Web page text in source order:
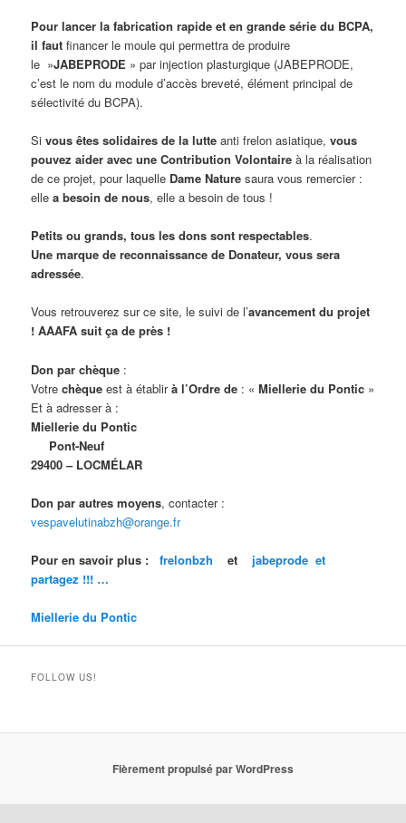
Pour lancer la fabrication rapide et en grande série du BCPA,
il fautfinancer le moule qui permettra de produire
le »JABEPRODE » par injection plasturgique (JABEPRODE,
c’est le nom du module d’accès breveté, élément principal de
sélectivité du BCPA).
Sivous êtes solidaires de la lutte anti frelon asiatique,vous
pouvez aider avec uneContribution Volontaire à la réalisation
de ce projet, pour laquelle Dame Nature saura vous remercier :
ellea besoin de nous, elle a besoin de tous !
Petits ou grands, tous les dons sont respectables.
Une marque de reconnaissance de Donateur, vous sera
adressée.
Vous retrouverez sur ce site, le suivi de l’avancement du projet
! AAAFA suit ça de près !
Don par chèque :
Votrechèque est à établirà l’Ordre de : «Miellerie du Pontic »
Et à adresser à :
Miellerie du Pontic
Pont-Neuf
29400 – LOCMÉLAR
Don par autres moyens, contacter :
vespavelutinabzh@orange.fr
Pour en savoir plus :frelonbzh et jabeprode et
partagez !!! …
Miellerie du Pontic
FOLLOW US!
Fièrement propulsé par WordPress